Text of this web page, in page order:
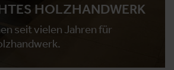
HOLZHANDWERK
seit vielen Jahren für